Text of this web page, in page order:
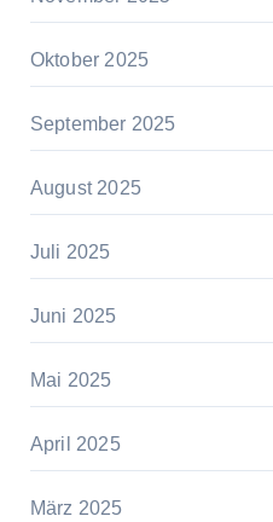
Oktober 2025
September 2025
August 2025
Juli 2025
Juni 2025
Mai 2025
April 2025
März 2025